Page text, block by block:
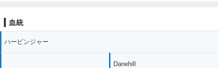
血統
ハービンジャー
Danehill